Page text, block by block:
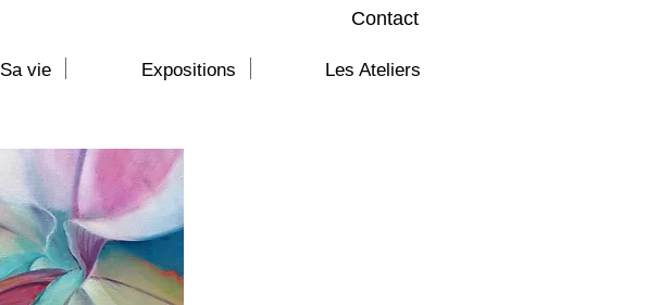
Contact
Sa vie Expositions Les Ateliers